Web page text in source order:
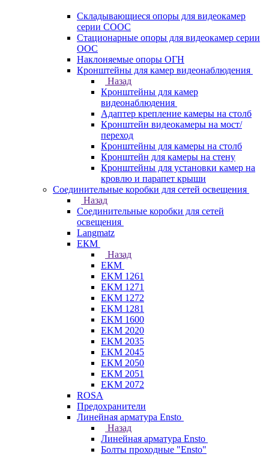
Складывающиеся опоры для видеокамер
серии СООС
Стационарные опоры для видеокамер серии
ООС
Наклоняемые опоры ОГН
Кронштейны для камер видеонаблюдения
Назад
Кронштейны для камер
видеонаблюдения
Адаптер крепление камеры на столб
Кронштейн видеокамеры на мост/
переход
Кронштейны для камеры на столб
Кронштейн для камеры на стену
Кронштейны для установки камер на
кровлю и парапет крыши
Соединительные коробки для сетей освещения
Назад
Соединительные коробки для сетей
освещения
Langmatz
ЕКМ
Назад
ЕКМ
EKM 1261
EKM 1271
EKM 1272
EKM 1281
EKM 1600
EKM 2020
EKM 2035
EKM 2045
EKM 2050
EKM 2051
EKM 2072
ROSA
Предохранители
Линейная арматура Ensto
Назад
Линейная арматура Ensto
Болты проходные "Ensto"